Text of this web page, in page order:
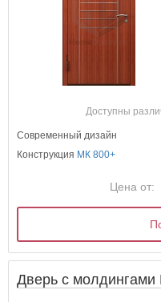
Доступны
Современный дизайн
Конструкция МК 800+
Цена от:
Дверь с